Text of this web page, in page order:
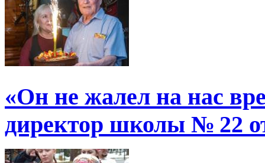
«Он не жалел на нас
директор школы № 22